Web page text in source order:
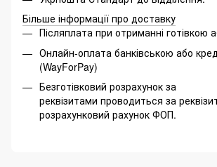
Більше інформації про доставку
Післяплата при отриманні готівкою
Онлайн-оплата банківською або
(WayForPay)
Безготівковий розрахунок за
реквізитами проводиться за
розрахунковий рахунок ФОП.